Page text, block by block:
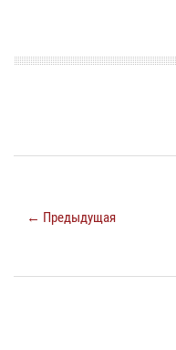
← Предыдущая